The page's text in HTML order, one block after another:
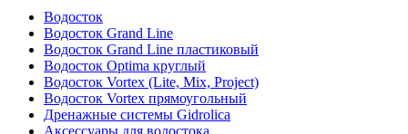
Водосток
Водосток Grand Line
Водосток Grand Line пластиковый
Водосток Optima круглый
Водосток Vortex (Lite, Mix, Project)
Водосток Vortex прямоугольный
Дренажные системы Gidrolica
Аксессуары для водостока